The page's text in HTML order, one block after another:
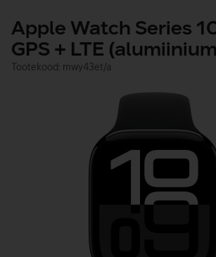
Apple Watch Series
GPS + LTE
Tootekood: mwy43et/a